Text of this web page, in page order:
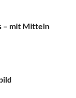
– mit Mitteln